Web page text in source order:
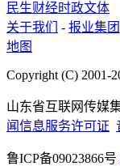
民生财经时政文体
关于我们
- 报业集团
地图
Copyright (C) 2001-
山东省互联网传媒
闻信息服务许可证
鲁ICP备09023866号